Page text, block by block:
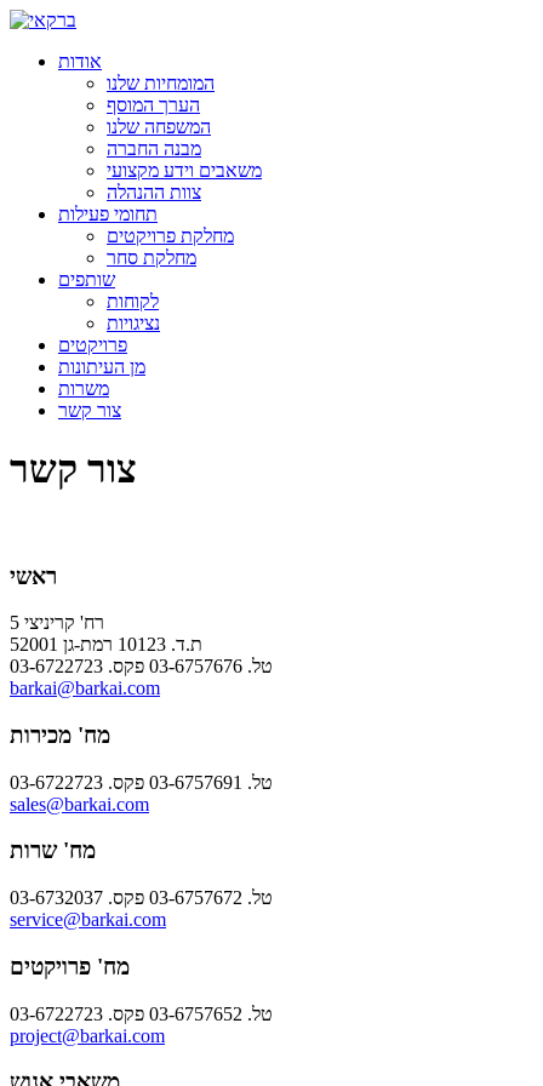
אודות
המומחיות שלנו
הערך המוסף
המשפחה שלנו
מבנה החברה
משאבים וידע מקצועי
צוות ההנהלה
תחומי פעילות
מחלקת פרויקטים
מחלקת סחר
שותפים
לקוחות
נציגויות
פרויקטים
מן העיתונות
משרות
צור קשר
צור קשר
ראשי
רח' קריניצי 5
ת.ד. 10123 רמת-גן 52001
טל. 03-6757676 פקס. 03-6722723
barkai@barkai.com
מח' מכירות
טל. 03-6757691 פקס. 03-6722723
sales@barkai.com
מח' שרות
טל. 03-6757672 פקס. 03-6732037
service@barkai.com
מח' פרויקטים
טל. 03-6757652 פקס. 03-6722723
project@barkai.com